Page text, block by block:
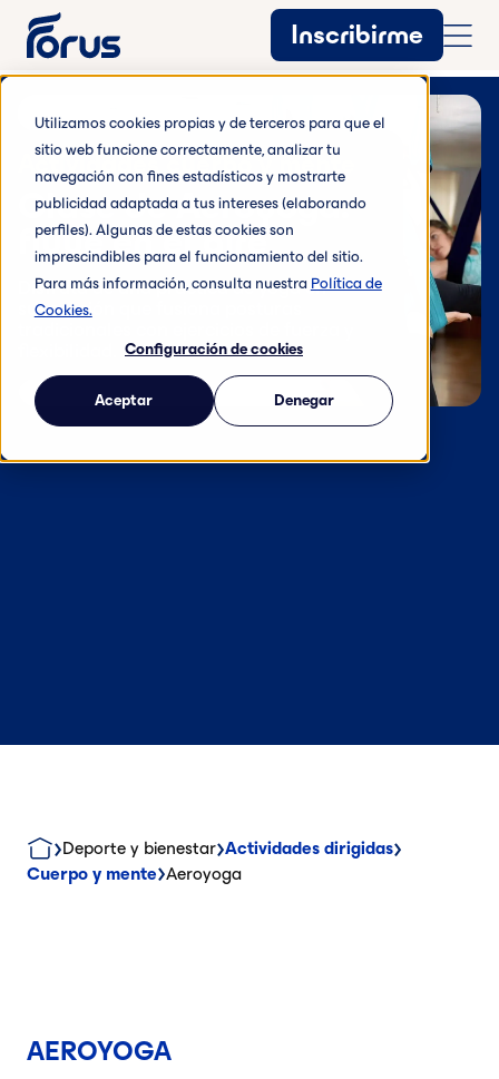
Utilizamos cookies propias y de terceros para que el
sitio web funcione correctamente, analizar tu
navegación con fines estadísticos y mostrarte
publicidad adaptada a tus intereses (elaborando
perfiles). Algunas de estas cookies son
imprescindibles para el funcionamiento del sitio.
Para más información, consulta nuestra Política de
Cookies.
Configuración de cookies
Aceptar Denegar
Inscribirme
Actividades cuerpo y mente
Clase de Aeroyoga:
fluye en el aire
Disfruta de una práctica de yoga en
suspensión que fusiona posturas
Deporte y bienestar Actividades dirigidas
Cuerpo y mente Aeroyoga
AEROYOGA